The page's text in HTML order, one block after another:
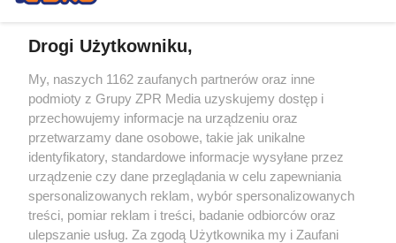
Drogi Użytkowniku,
My, naszych 1162 zaufanych partnerów oraz inne
podmioty z Grupy ZPR Media uzyskujemy dostęp i
przechowujemy informacje na urządzeniu oraz
przetwarzamy dane osobowe, takie jak unikalne
identyfikatory, standardowe informacje wysyłane przez
urządzenie czy dane przeglądania w celu zapewniania
spersonalizowanych reklam, wybór spersonalizowanych
treści, pomiar reklam i treści, badanie odbiorców oraz
ulepszanie usług. Za zgodą Użytkownika my i Zaufani